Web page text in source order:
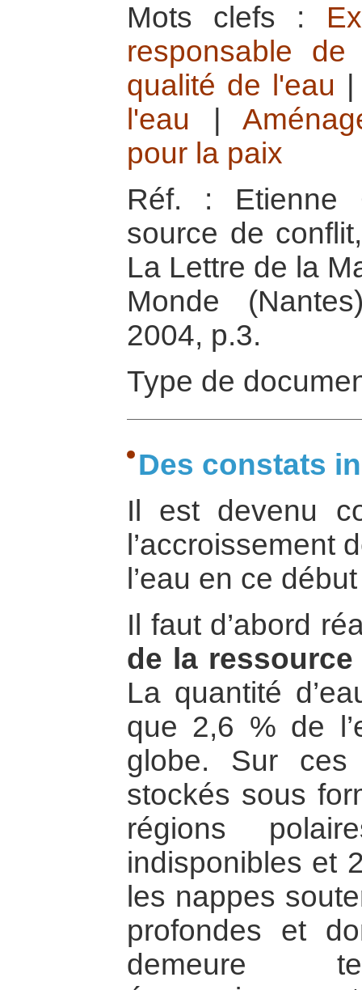
Mots clefs :
responsable de
qualité de l'eau
l'eau |
pour la paix
Réf. : Etienne
source de
La Lettre de la
Monde
2004, p.3.
Type de
Des constats
Il est devenu
l’accroissement
l’eau en ce
Il faut d’abord
de la ressource
La quantité
que 2,6 % de
globe. Sur
stockés sous
régions
indisponibles et
les nappes
profondes et
demeure